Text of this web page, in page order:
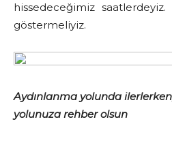
hissedeceğimiz
göstermeliyiz.
Aydınlanma yolunda ilerlerken,
yolunuza rehber olsun